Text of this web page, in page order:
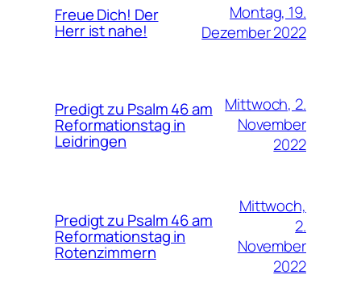
Freue Dich! Der
Herr ist nahe!
Montag, 19.
Dezember 2022
Predigt zu Psalm 46 am
Reformationstag in
Leidringen
Mittwoch, 2.
November
2022
Predigt zu Psalm 46 am
Reformationstag in
Rotenzimmern
Mittwoch,
2.
November
2022